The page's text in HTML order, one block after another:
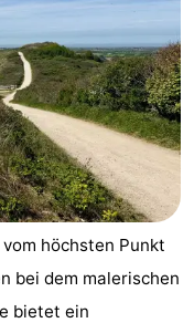
vom höchsten Punkt
bei dem malerischen
bietet ein